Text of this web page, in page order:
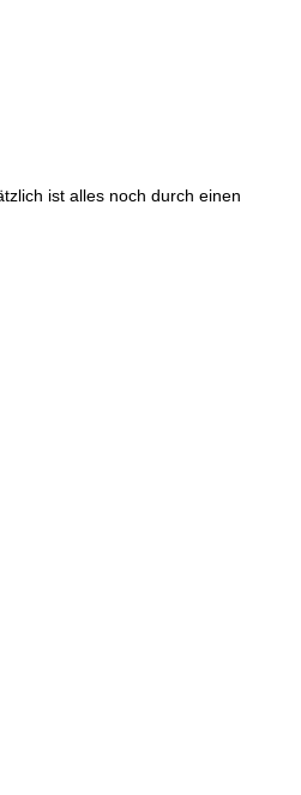
ist alles noch durch einen